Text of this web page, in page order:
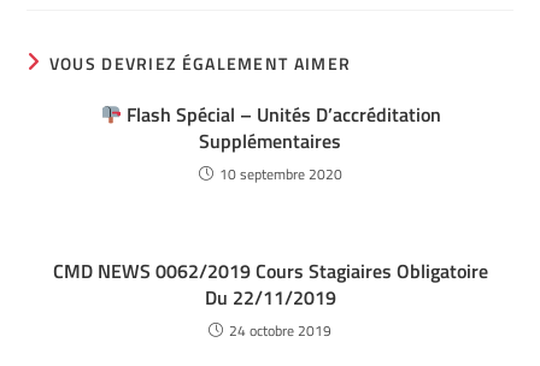
VOUS DEVRIEZ ÉGALEMENT AIMER
Flash Spécial – Unités D’accréditation
Supplémentaires
10 septembre 2020
CMD NEWS 0062/2019 Cours Stagiaires Obligatoire
Du 22/11/2019
24 octobre 2019